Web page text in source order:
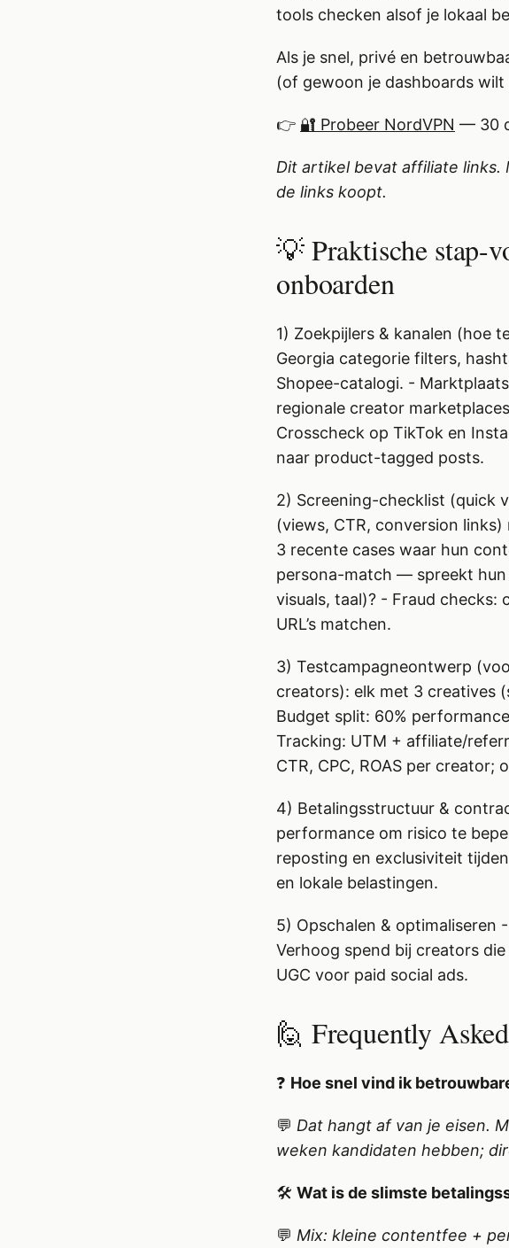
tools checken alsof je lokaal
Als je snel, privé en
(of gewoon je dashboards
👉 🔐 Probeer NordVPN — 30
Dit artikel bevat affiliate links.
de links koopt.
💡 Praktische stap-
onboarden
1) Zoekpijlers & kanalen (hoe
Georgia categorie filters,
Shopee-catalogi. -
regionale creator
Crosscheck op TikTok en
naar product-tagged posts.
2) Screening-checklist (quick
(views, CTR, conversion
3 recente cases waar hun
persona-match — spreekt hun
visuals, taal)? - Fraud
URL’s matchen.
3) Testcampagneontwerp
creators): elk met 3 creatives
Budget split: 60%
Tracking: UTM + affiliate/
CTR, CPC, ROAS per
4) Betalingsstructuur &
performance om risico te
reposting en exclusiviteit
en lokale belastingen.
5) Opschalen & optimaliseren
Verhoog spend bij creators
UGC voor paid social ads.
🙋 Frequently
❓ Hoe snel vind ik
💬 Dat hangt af van je eisen.
weken kandidaten hebben;
🛠️ Wat is de slimste
💬 Mix: kleine contentfee +